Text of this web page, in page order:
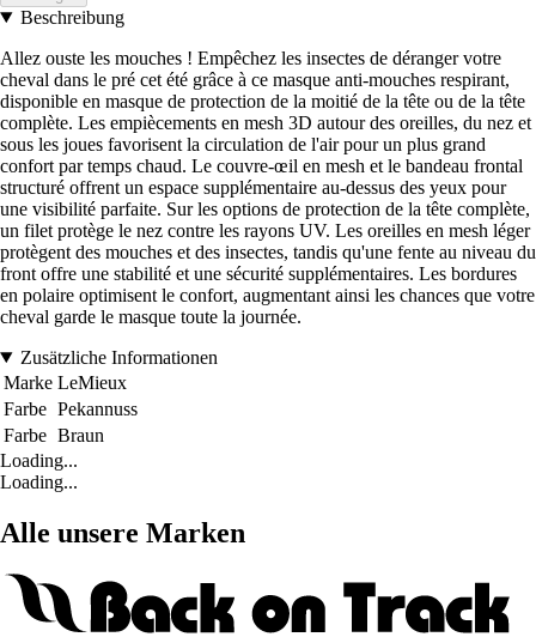
Beschreibung
Allez ouste les mouches ! Empêchez les insectes de déranger votre
cheval dans le pré cet été grâce à ce masque anti-mouches respirant,
disponible en masque de protection de la moitié de la tête ou de la tête
complète. Les empiècements en mesh 3D autour des oreilles, du nez et
sous les joues favorisent la circulation de l'air pour un plus grand
confort par temps chaud. Le couvre-œil en mesh et le bandeau frontal
structuré offrent un espace supplémentaire au-dessus des yeux pour
une visibilité parfaite. Sur les options de protection de la tête complète,
un filet protège le nez contre les rayons UV. Les oreilles en mesh léger
protègent des mouches et des insectes, tandis qu'une fente au niveau du
front offre une stabilité et une sécurité supplémentaires. Les bordures
en polaire optimisent le confort, augmentant ainsi les chances que votre
cheval garde le masque toute la journée.
Zusätzliche Informationen
Marke LeMieux
Farbe Pekannuss
Farbe Braun
Loading...
Loading...
Alle unsere Marken